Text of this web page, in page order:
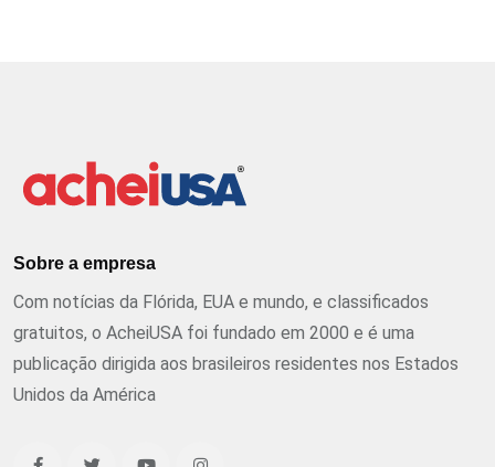
Sobre a empresa
Com notícias da Flórida, EUA e mundo, e classificados
gratuitos, o AcheiUSA foi fundado em 2000 e é uma
publicação dirigida aos brasileiros residentes nos Estados
Unidos da América